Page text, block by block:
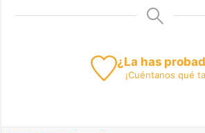
¿La has
¡Cuéntanos qué